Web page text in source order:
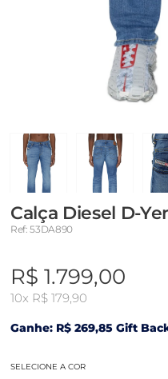
Calça Diesel D-
Ref: 53DA890
R$ 1.799,00
10x R$ 179,90
Ganhe: R$ 269,85 Gift
SELECIONE A COR